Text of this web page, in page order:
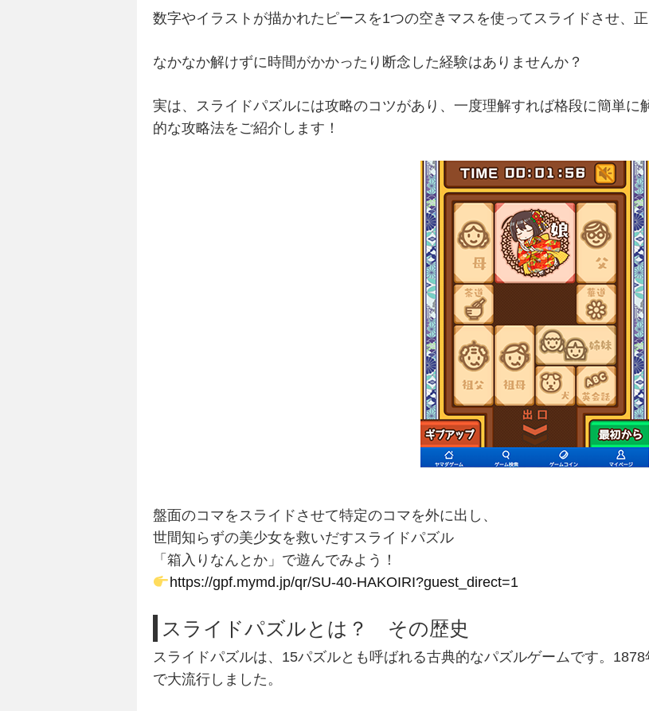
数字やイラストが描かれたピースを1つの空きマスを使ってスライドさせ、
なかなか解けずに時間がかかったり断念した経験はありませんか？
実は、スライドパズルには攻略のコツがあり、一度理解すれば格段に簡単
的な攻略法をご紹介します！
盤面のコマをスライドさせて特定のコマを外に出し、
世間知らずの美少女を救いだすスライドパズル
「箱入りなんとか」で遊んでみよう！
https://gpf.mymd.jp/qr/SU-40-HAKOIRI?guest_direct=1
スライドパズルとは？ その歴史
スライドパズルは、 15パズルとも呼ばれる古典的なパズルゲームです。
で大流行しました。